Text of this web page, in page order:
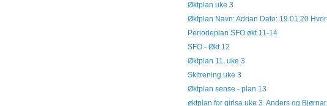
Øktplan uke 3
Øktplan Navn: Adrian Dato: 19.01.20
Periodeplan SFO økt 11-14
SFO - Økt 12
Øktplan 11, uke 3
Skitrening uke 3
Øktplan sense - plan 13
øktplan for girlsa uke 3 Anders og